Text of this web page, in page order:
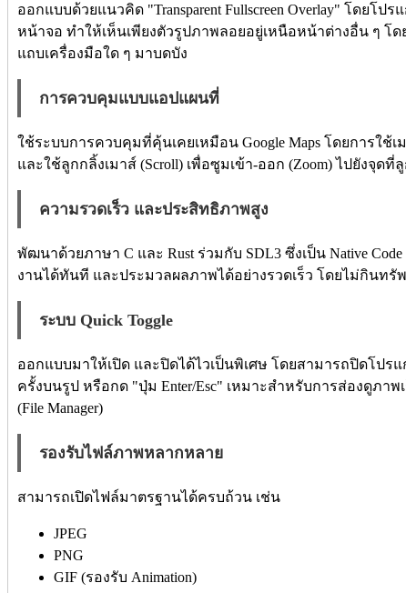
ออกแบบด้วยแนวคิด "Transparent Fullscreen Overlay" โดยโ
หน้าจอ ทำให้เห็นเพียงตัวรูปภาพลอยอยู่เหนือหน้าต่างอื่น ๆ โด
แถบเครื่องมือใด ๆ มาบดบัง
การควบคุมแบบแอปแผนที่
ใช้ระบบการควบคุมที่คุ้นเคยเหมือน Google Maps โดยการใช้
และใช้ลูกกลิ้งเมาส์ (Scroll) เพื่อซูมเข้า-ออก (Zoom) ไปยังจุดที่
ความรวดเร็ว และประสิทธิภาพสูง
พัฒนาด้วยภาษา C และ Rust ร่วมกับ SDL3 ซึ่งเป็น Native
งานได้ทันที และประมวลผลภาพได้อย่างรวดเร็ว โดยไม่กินทรั
ระบบ Quick Toggle
ออกแบบมาให้เปิด และปิดได้ไวเป็นพิเศษ โดยสามารถปิดโปร
ครั้งบนรูป หรือกด "ปุ่ม Enter/Esc" เหมาะสำหรับการส่องดูภา
(File Manager)
รองรับไฟล์ภาพหลากหลาย
สามารถเปิดไฟล์มาตรฐานได้ครบถ้วน เช่น
JPEG
PNG
GIF (รองรับ Animation)